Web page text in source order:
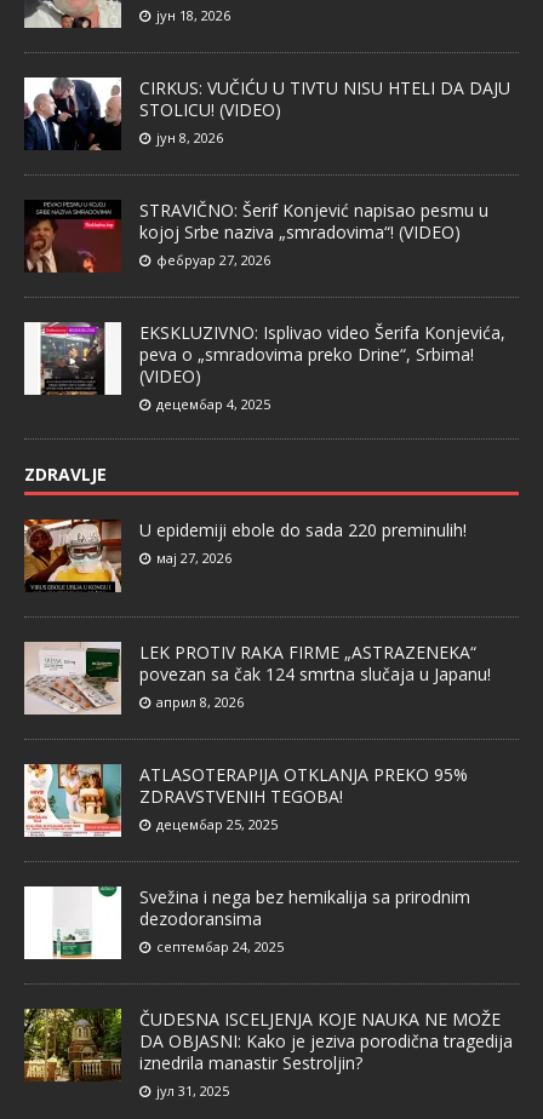
јун 18, 2026
CIRKUS: VUČIĆU U TIVTU NISU HTELI DA DAJU
STOLICU! (VIDEO)
јун 8, 2026
STRAVIČNO: Šerif Konjević napisao pesmu u
kojoj Srbe naziva „smradovima“! (VIDEO)
фебруар 27, 2026
EKSKLUZIVNO: Isplivao video Šerifa Konjevića,
peva o „smradovima preko Drine“, Srbima!
(VIDEO)
децембар 4, 2025
ZDRAVLJE
U epidemiji ebole do sada 220 preminulih!
мај 27, 2026
LEK PROTIV RAKA FIRME „ASTRAZENEKA“
povezan sa čak 124 smrtna slučaja u Japanu!
април 8, 2026
ATLASOTERAPIJA OTKLANJA PREKO 95%
ZDRAVSTVENIH TEGOBA!
децембар 25, 2025
Svežina i nega bez hemikalija sa prirodnim
dezodoransima
септембар 24, 2025
ČUDESNA ISCELJENJA KOJE NAUKA NE MOŽE
DA OBJASNI: Kako je jeziva porodična tragedija
iznedrila manastir Sestroljin?
јул 31, 2025